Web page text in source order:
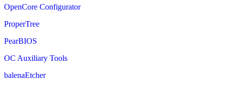
OpenCore Configurator
ProperTree
PearBIOS
OC Auxiliary Tools
balenaEtcher